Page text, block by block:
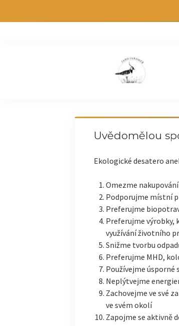
Uvědomělou
Ekologické desatero
Omezme
Podporujme místní
Preferujme
Preferujme výrobky,
využívání životního
Snižme tvorbu
Preferujme MHD,
Používejme úsporné
Neplýtvejme
Zachovejme ve své
ve svém okolí
Zapojme se aktivně